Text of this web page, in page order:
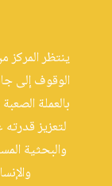
ينتظر
الوقوف إلى
بالعملة
لتعزيز
والبحثية